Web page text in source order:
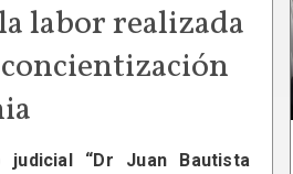
labor realizada
“Dr Juan Bautista